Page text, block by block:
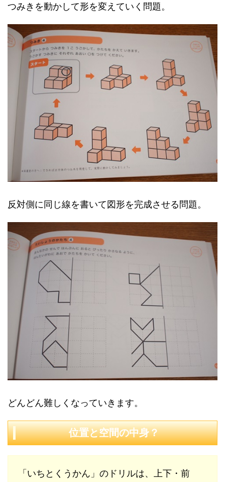
つみきを動かして形を変えていく問題。
反対側に同じ線を書いて図形を完成させる問題。
どんどん難しくなっていきます。
位置と空間の中身？
「いちとくうかん」のドリルは、上下・前